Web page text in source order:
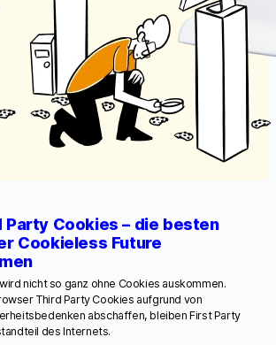
Party Cookies – die besten
Cookieless Future
nicht so ganz ohne Cookies auskommen.
Third Party Cookies aufgrund von
abschaffen, bleiben First Party
des Internets.